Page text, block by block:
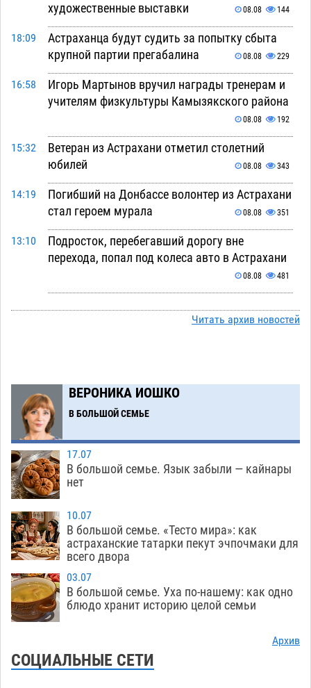
художественные выставки
08.08 144
18:09
Астраханца будут судить за попытку сбыта
крупной партии прегабалина
08.08 229
16:58
Игорь Мартынов вручил награды тренерам и
учителям физкультуры Камызякского района
08.08 192
15:32
Ветеран из Астрахани отметил столетний
юбилей
08.08 343
14:19
Погибший на Донбассе волонтер из Астрахани
стал героем мурала
08.08 351
13:10
Подросток, перебегавший дорогу вне
перехода, попал под колеса авто в Астрахани
08.08 481
получить зарплату за честный труд
гандболисты крупно проиграли пермякам
09:00
Лидеры чеченской диаспоры в Астрахани
осудили выходку молодого лихача с улицы
Никольской
08.08 689
18:00
Завтра астраханцы проведут день в режиме
экстремальной температурной нагрузки
07.08
17:09
Астраханский котлован с мусором угрожает
плодородию Харабалинского района
07.08 537
16:24
Игорь Редькин проинспектировал
земельного массива для льготников
Читать архив новостей
ВЕРОНИКА ИОШКО
В БОЛЬШОЙ СЕМЬЕ
17.07
В большой семье. Язык забыли — кайнары
нет
10.07
В большой семье. «Тесто мира»: как
астраханские татарки пекут эчпочмаки для
всего двора
03.07
В большой семье. Уха по-нашему: как одно
блюдо хранит историю целой семьи
Архив
СОЦИАЛЬНЫЕ СЕТИ